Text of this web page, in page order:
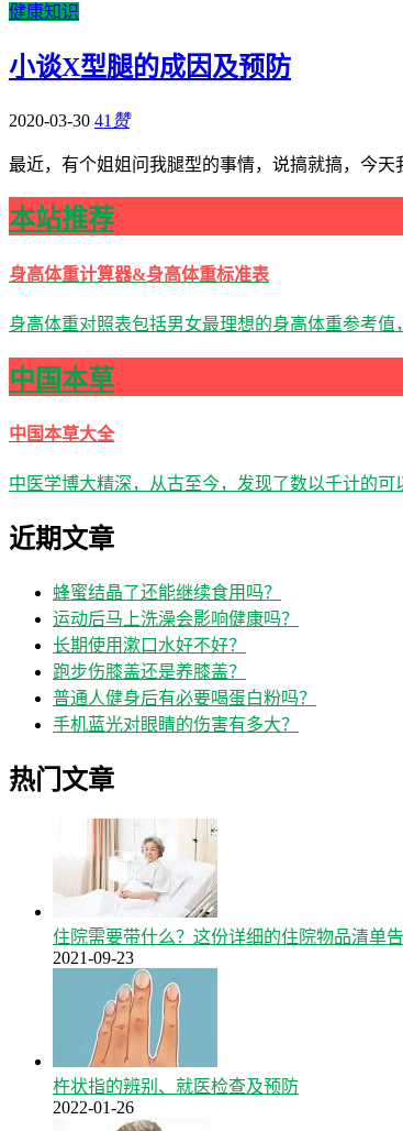
健康知识
小谈X型腿的成因及预防
2020-03-30 41 赞
最近，有个姐姐问我腿型的事情，说搞就搞，今
本站推荐
身高体重计算器&身高体重标准表
身高体重对照表包括男女最理想的身高体重参考
中国本草
中国本草大全
中医学博大精深，从古至今，发现了数以千计的
近期文章
蜂蜜结晶了还能继续食用吗？
运动后马上洗澡会影响健康吗？
长期使用漱口水好不好？
跑步伤膝盖还是养膝盖？
普通人健身后有必要喝蛋白粉吗？
手机蓝光对眼睛的伤害有多大？
热门文章
住院需要带什么？这份详细的住院物品清单告
2021-09-23
杵状指的辨别、就医检查及预防
2022-01-26